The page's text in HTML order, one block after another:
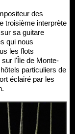
des
troisième interprète
sa guitare
qui nous
les flots
l'Île de Monte-
particuliers de
éclairé par les